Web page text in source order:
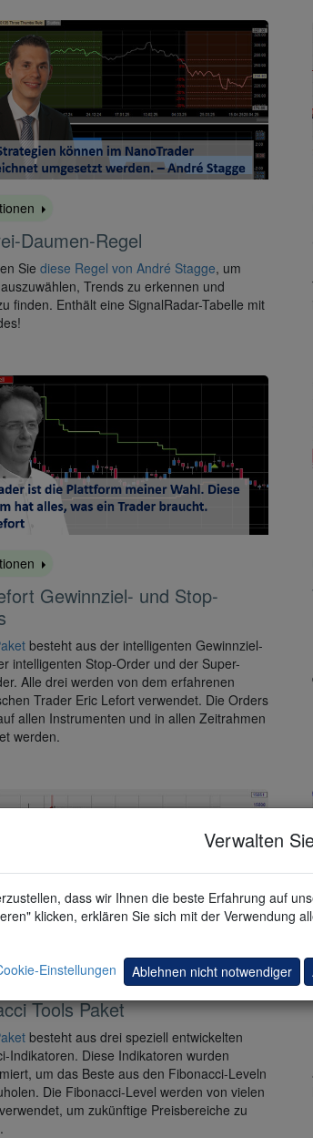
Daumen-Regel
Sie diese Regel von André Stagge, um
Trends zu erkennen und
finden. Enthält eine SignalRadar-Tabelle mit
Gewinnziel- und Stop-
besteht aus der intelligenten Gewinnziel-
intelligenten Stop-Order und der Super-
Alle drei werden von dem erfahrenen
Trader Eric Lefort verwendet. Die Orders
allen Instrumenten und in allen Zeitrahmen
werden.
Tools Paket
besteht aus drei speziell entwickelten
Indikatoren. Diese Indikatoren wurden
um das Beste aus den Fibonacci-Leveln
Die Fibonacci-Level werden von vielen
um zukünftige Preisbereiche zu
Verwalten
dass wir Ihnen die beste Erfahrung auf
klicken, erklären Sie sich mit der Verwendung
Einstellungen
Ablehnen nicht notwendiger